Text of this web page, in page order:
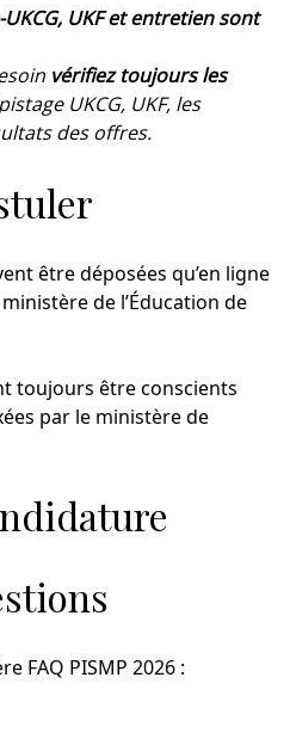
UKCG, UKF et entretien sont
vérifiez toujours les
UKCG, UKF, les
des offres.
être déposées qu’en ligne
de l’Éducation de
toujours être conscients
par le ministère de
FAQ PISMP 2026 :